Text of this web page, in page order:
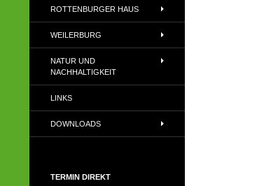
ROTTENBURGER HAUS
WEILERBURG
NATUR UND
NACHHALTIGKEIT
LINKS
DOWNLOADS
TERMIN DIREKT